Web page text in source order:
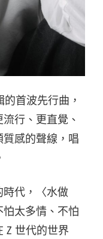
首波先行曲，
行、更直覺、
感的聲線，唱
代，〈水做
太多情、不怕
Z 世代的世界